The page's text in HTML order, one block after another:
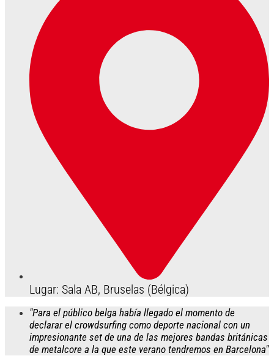
Lugar: Sala AB, Bruselas (Bélgica)
"Para el público belga había llegado el momento de
declarar el crowdsurfing como deporte nacional con un
impresionante set de una de las mejores bandas británicas
de metalcore a la que este verano tendremos en Barcelona"